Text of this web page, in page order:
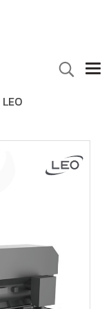
LEO